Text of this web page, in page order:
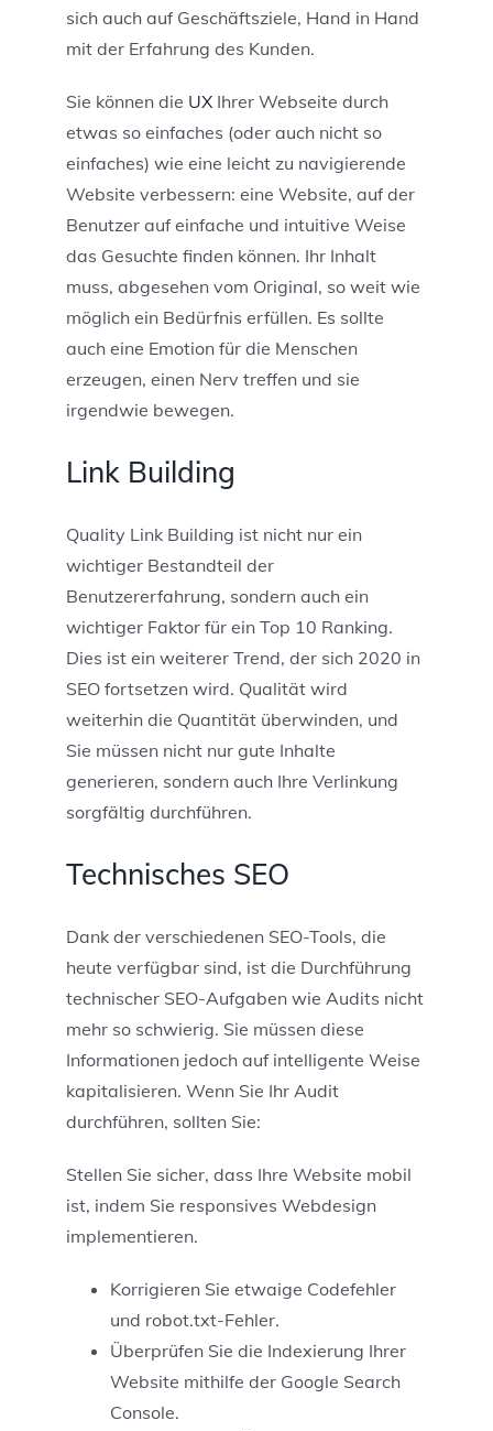
sich auch auf Geschäftsziele, Hand in Hand
mit der Erfahrung des Kunden.
Sie können die UXIhrer Webseite durch
etwas so einfaches (oder auch nicht so
einfaches) wie eine leicht zu navigierende
Website verbessern: eine Website, auf der
Benutzer auf einfache und intuitive Weise
das Gesuchte finden können. Ihr Inhalt
muss, abgesehen vom Original, so weit wie
möglich ein Bedürfnis erfüllen. Es sollte
auch eine Emotion für die Menschen
erzeugen, einen Nerv treffen und sie
irgendwie bewegen.
Link Building
Quality Link Building ist nicht nur ein
wichtiger Bestandteil der
Benutzererfahrung, sondern auch ein
wichtiger Faktor für ein Top 10 Ranking.
Dies ist ein weiterer Trend, der sich 2020 in
SEO fortsetzen wird. Qualität wird
weiterhin die Quantität überwinden, und
Sie müssen nicht nur gute Inhalte
generieren, sondern auch Ihre Verlinkung
sorgfältig durchführen.
Technisches SEO
Dank der verschiedenen SEO-Tools, die
heute verfügbar sind, ist die Durchführung
technischer SEO-Aufgaben wie Audits nicht
mehr so ​​schwierig. Sie müssen diese
Informationen jedoch auf intelligente Weise
kapitalisieren. Wenn Sie Ihr Audit
durchführen, sollten Sie:
Stellen Sie sicher, dass Ihre Website mobil
ist, indem Sie responsives Webdesign
implementieren.
Korrigieren Sie etwaige Codefehler
und robot.txt-Fehler.
Überprüfen Sie die Indexierung Ihrer
Website mithilfe der Google Search
Console.